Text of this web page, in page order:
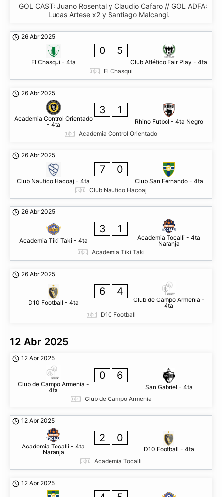
GOL CAST: Juano Rosental y Claudio Cafaro // GOL ADFA:
Lucas Artese x2 y Santiago Malcangi.
26 Abr 2025
El Chasqui - 4ta
0 5
Club Atlético Fair Play - 4ta
El Chasqui
26 Abr 2025
Academia Control Orientado
- 4ta
3 1
Rhino Futbol - 4ta Negro
Academia Control Orientado
26 Abr 2025
Club Nautico Hacoaj - 4ta
7 0
Club San Fernando - 4ta
Club Nautico Hacoaj
26 Abr 2025
Academia Tiki Taki - 4ta
3 1
Academia Tocalli - 4ta
Naranja
Academia Tiki Taki
26 Abr 2025
D10 Football - 4ta
6 4
Club de Campo Armenia -
4ta
D10 Football
12 Abr 2025
12 Abr 2025
Club de Campo Armenia -
4ta
0 6
San Gabriel - 4ta
Club de Campo Armenia
12 Abr 2025
Academia Tocalli - 4ta
Naranja
2 0
D10 Football - 4ta
Academia Tocalli
12 Abr 2025